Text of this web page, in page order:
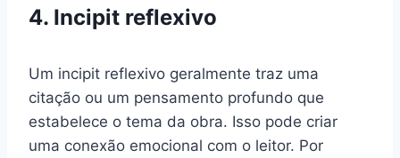
4. Incipit reflexivo
Um incipit reflexivo geralmente traz uma
citação ou um pensamento profundo que
estabelece o tema da obra. Isso pode criar
uma conexão emocional com o leitor. Por